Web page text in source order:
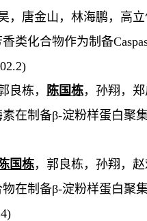
，唐金山，林海鹏，高
类化合物作为制备
良栋， 陈国栋，孙翔，
在制备β-淀粉样蛋白聚
陈国栋，郭良栋，孙翔，
在制备β-淀粉样蛋白聚